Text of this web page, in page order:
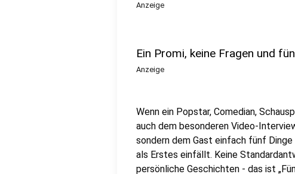
Anzeige
Ein Promi, keine Fragen und
Anzeige
Wenn ein Popstar, Comedian,
auch dem besonderen Video-
sondern dem Gast einfach fünf
als Erstes einfällt. Keine
persönliche Geschichten - das ist